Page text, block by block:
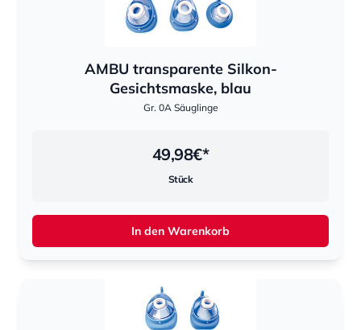
AMBU transparente Silkon-
Gesichtsmaske, blau
Gr. 0A Säuglinge
49,98€*
Stück
In den Warenkorb